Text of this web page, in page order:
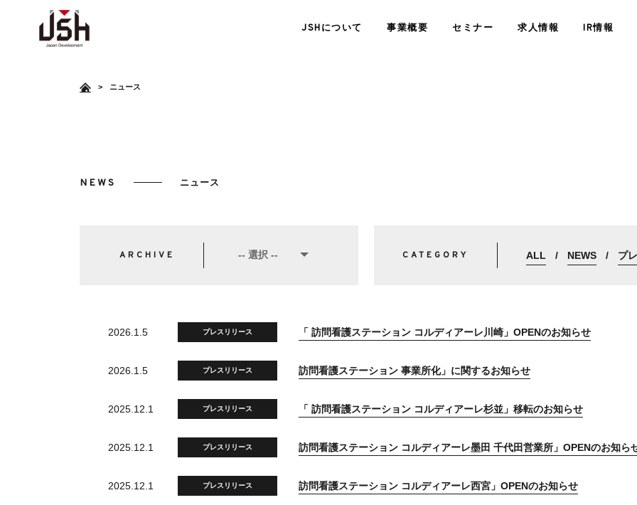
JSHについて 事業概要 セミナー 求人情報 IR情報
その他IR情
> ニュース
NEWS ニュース
ARCHIVE CATEGORY ALL NEWS プ
2026.1.5 プレスリリース 「 訪問看護ステーション コルディアーレ川崎」OPENのお知らせ
2026.1.5 プレスリリース 訪問看護ステーション 事業所化」に関するお知らせ
2025.12.1 プレスリリース 「 訪問看護ステーション コルディアーレ杉並」移転のお知らせ
2025.12.1 プレスリリース 訪問看護ステーション コルディアーレ墨田 千代田営業所」OPENのお知ら
2025.12.1 プレスリリース 訪問看護ステーション コルディアーレ西宮」OPENのお知らせ